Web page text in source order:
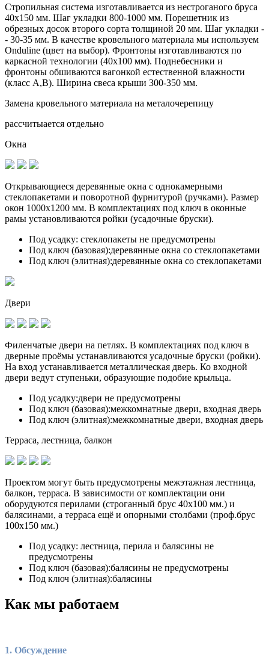
Стропильная система изготавливается из нестроганого бруса
40х150 мм. Шаг укладки 800-1000 мм. Порешетник из
обрезных досок второго сорта толщиной 20 мм. Шаг укладки -
- 30-35 мм. В качестве кровельного материала мы используем
Onduline (цвет на выбор). Фронтоны изготавливаются по
каркасной технологии (40х100 мм). Поднебесники и
фронтоны обшиваются вагонкой естественной влажности
(класс А,В). Ширина свеса крыши 300-350 мм.
Замена кровельного материала на металочерепицу
рассчитыается отдельно
Окна
Открывающиеся деревянные окна с однокамерными
стеклопакетами и поворотной фурнитурой (ручками). Размер
окон 1000х1200 мм. В комплектациях под ключ в оконные
рамы установливаются ройки (усадочные бруски).
Под усадку: стеклопакеты не предусмотрены
Под ключ (базовая):деревянные окна со стеклопакетами
Под ключ (элитная):деревянные окна со стеклопакетами
Двери
Филенчатые двери на петлях. В комплектациях под ключ в
дверные проёмы устанавливаются усадочные бруски (ройки).
На вход устанавливается металлическая дверь. Ко входной
двери ведут ступеньки, образующие подобие крыльца.
Под усадку:двери не предусмотрены
Под ключ (базовая):межкомнатные двери, входная дверь
Под ключ (элитная):межкомнатные двери, входная дверь
Терраса, лестница, балкон
Проектом могут быть предусмотрены межэтажная лестница,
балкон, терраса. В зависимости от комплектации они
оборудуются перилами (строганный брус 40х100 мм.) и
балясинами, а терраса ещё и опорными столбами (проф.брус
100х150 мм.)
Под усадку: лестница, перила и балясины не
предусмотрены
Под ключ (базовая):балясины не предусмотрены
Под ключ (элитная):балясины
Как мы работаем
1. Обсуждение